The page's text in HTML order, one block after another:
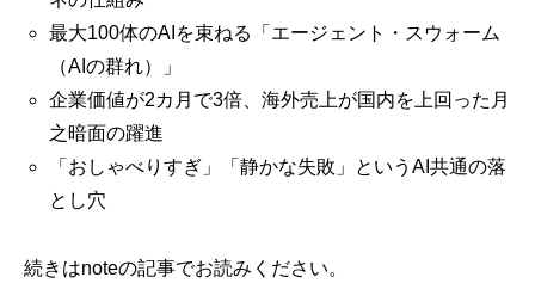
最大100体のAIを束ねる「エージェント・スウォーム
（AIの群れ）」
企業価値が2カ月で3倍、海外売上が国内を上回った月
之暗面の躍進
「おしゃべりすぎ」「静かな失敗」というAI共通の落
とし穴
続きはnoteの記事でお読みください。